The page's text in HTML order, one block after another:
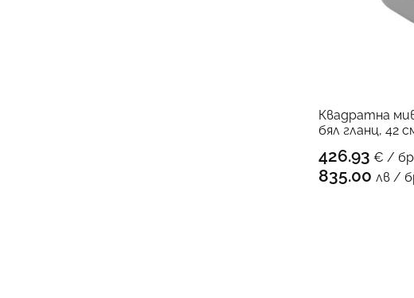
Квадратна
бял гланц, 42
426.93 € /
835.00 лв /